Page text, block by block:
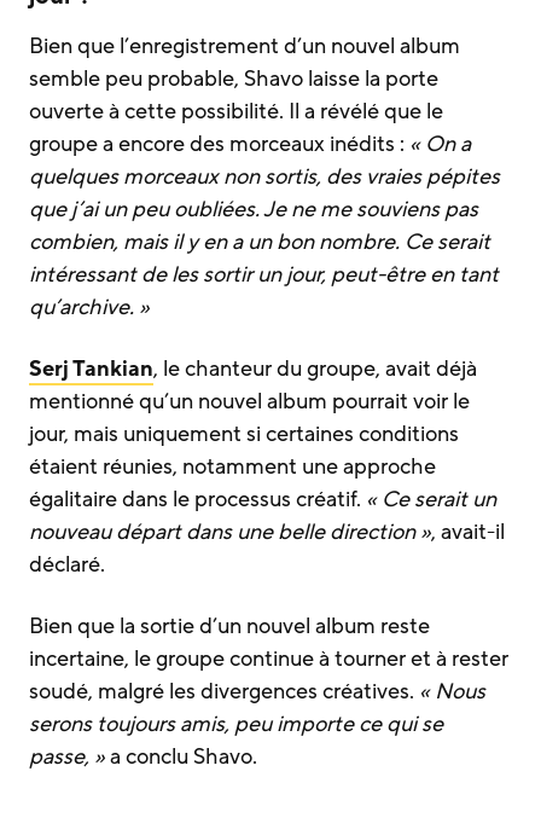
Bien que l’enregistrement d’un nouvel album
semble peu probable, Shavo laisse la porte
ouverte à cette possibilité. Il a révélé que le
groupe a encore des morceaux inédits : « On a
quelques morceaux non sortis, des vraies pépites
que j’ai un peu oubliées. Je ne me souviens pas
combien, mais il y en a un bon nombre. Ce serait
intéressant de les sortir un jour, peut-être en tant
qu’archive. »
Serj Tankian, le chanteur du groupe, avait déjà
mentionné qu’un nouvel album pourrait voir le
jour, mais uniquement si certaines conditions
étaient réunies, notamment une approche
égalitaire dans le processus créatif. « Ce serait un
nouveau départ dans une belle direction », avait-il
déclaré.
Bien que la sortie d’un nouvel album reste
incertaine, le groupe continue à tourner et à rester
soudé, malgré les divergences créatives. « Nous
serons toujours amis, peu importe ce qui se
passe, »a conclu Shavo.